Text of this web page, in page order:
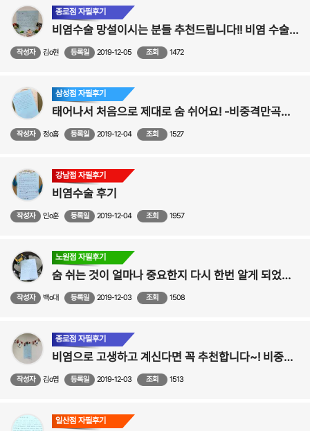
종로점 자필후기
비염수술 망설이시는 분들 추천드립니다!! 비염 수술후기
작성자 김o현 등록일 2019-12-05 조회 1472
삼성점 자필후기
태어나서 처음으로 제대로 숨 쉬어요! -비중격만곡증, 비염 수술후기
작성자 정o흠 등록일 2019-12-04 조회 1527
강남점 자필후기
비염수술 후기
작성자 인o훈 등록일 2019-12-04 조회 1957
노원점 자필후기
숨 쉬는 것이 얼마나 중요한지 다시 한번 알게 되었습니다~^^ - 비염, 비중격만곡증 수술후기
작성자 백o대 등록일 2019-12-03 조회 1508
종로점 자필후기
비염으로 고생하고 계신다면 꼭 추천합니다~! 비중격,비염,축농증,비벨브,성형 수술후기
작성자 김o엽 등록일 2019-12-03 조회 1513
일산점 자필후기